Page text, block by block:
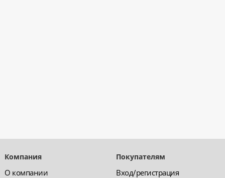
Компания
О компании
Покупателям
Вход/регистрация